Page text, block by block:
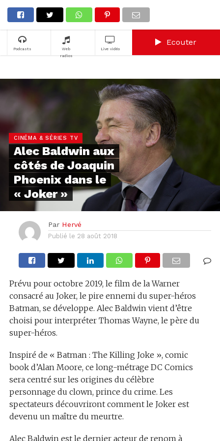
Podcasts
Web
radios
Live vidéo
Ecouter
CINÉMA & SÉRIES TV
Alec Baldwin aux
côtés de Joaquin
Phoenix dans le
« Joker »
Par Hervé
Publié le 28 août 2018
Prévu pour octobre 2019, le film de la Warner
consacré au Joker, le pire ennemi du super-héros
Batman, se développe. Alec Baldwin vient d’être
choisi pour interpréter Thomas Wayne, le père du
super-héros.
Inspiré de « Batman : The Killing Joke », comic
book d’Alan Moore, ce long-métrage DC Comics
sera centré sur les origines du célèbre
personnage du clown, prince du crime. Les
spectateurs découvriront comment le Joker est
devenu un maître du meurtre.
Alec Baldwin est le dernier acteur de renom à